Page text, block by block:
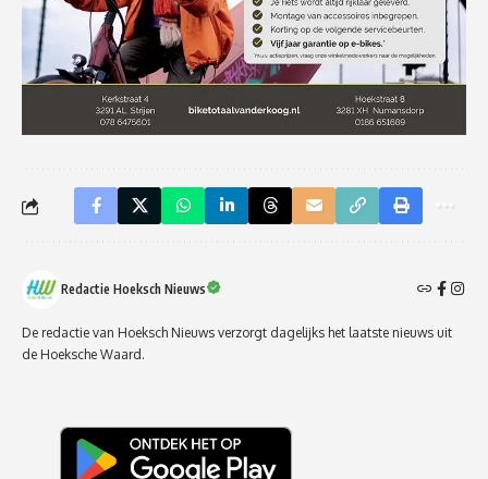
Redactie Hoeksch Nieuws
De redactie van Hoeksch Nieuws verzorgt dagelijks het laatste nieuws uit
de Hoeksche Waard.